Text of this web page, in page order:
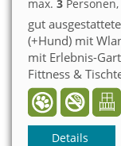
max. 3 Personen
gut
(+Hund) mit
mit Erlebnis-
Fittness &
Funcenter;
Viadukt: über
MeineCardPlus.
Details